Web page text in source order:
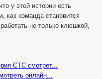
у этой истории есть
как команда становится
не только клюшкой,
СТС смотрет...
онлайн...